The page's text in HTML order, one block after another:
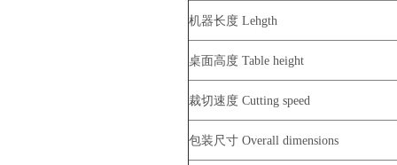
机器长度 Lehgth
桌面高度 Table height
裁切速度 Cutting speed
包装尺寸 Overall dimensions